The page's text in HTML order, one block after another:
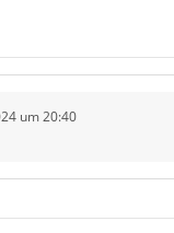
um 20:40